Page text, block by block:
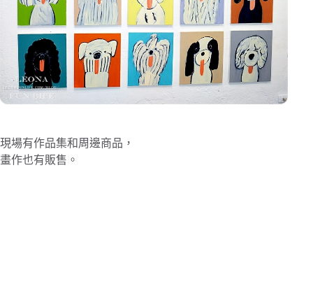
現場有作品集和周邊商品，
畫作也有販售。